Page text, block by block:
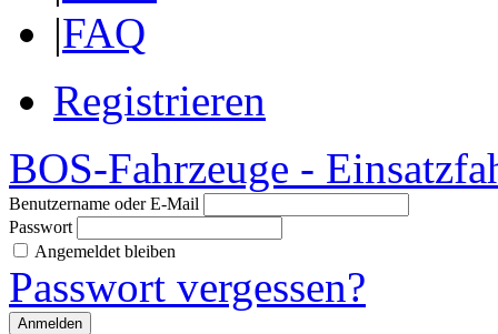
|FAQ
Registrieren
BOS-Fahrzeuge -
Benutzername oder E-Mail
Passwort
Angemeldet bleiben
Passwort vergessen?